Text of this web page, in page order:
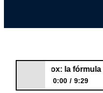
blog al inbox: la fórmula
0:00 9:29